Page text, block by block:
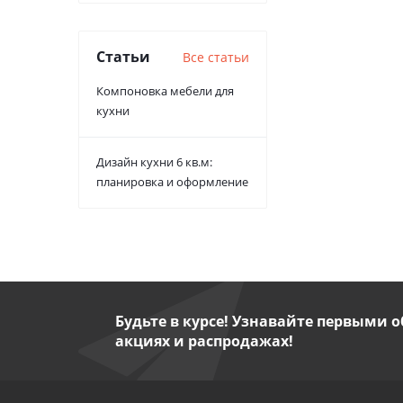
Статьи Все статьи
Компоновка мебели для
кухни
Дизайн кухни 6 кв.м:
планировка и оформление
Будьте в курсе! Узнавайте первыми
акциях и распродажах!